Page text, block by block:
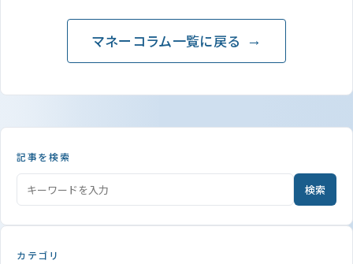
マネーコラム一覧に戻る
記事を検索
検索
カテゴリ